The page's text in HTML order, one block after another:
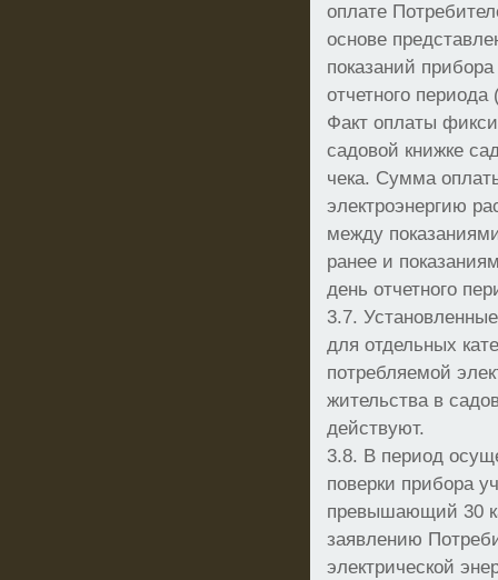
оплате
основе
показаний
отчетного
Факт оплаты
садовой книжке
чека. Сумма
электроэнергию
между
ранее и
день отчетного
3.7.
для отдельных
потребляемой
жительства в
действуют.
3.8. В период
поверки прибора
превышающий 30
заявлению
электрической